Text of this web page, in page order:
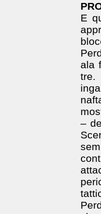
E
ala
tre.
–